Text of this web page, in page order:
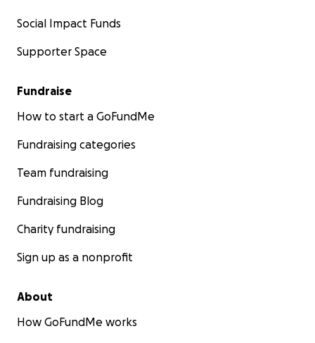
Social Impact Funds
Supporter Space
Fundraise
How to start a GoFundMe
Fundraising categories
Team fundraising
Fundraising Blog
Charity fundraising
Sign up as a nonprofit
About
How GoFundMe works